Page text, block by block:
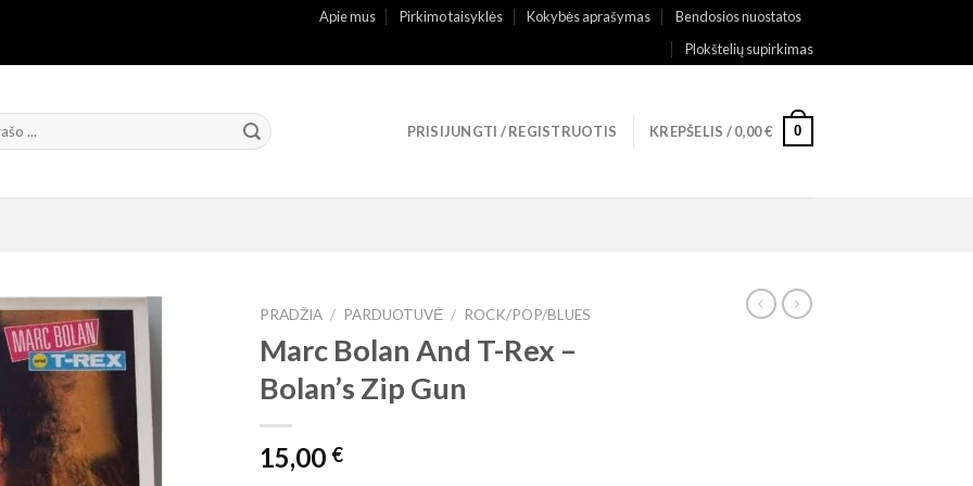
Apie mus Pirkimo taisyklės Kokybės aprašymas
Bendosios nuostatos
Plokštelių supirkimas
PRISIJUNGTI / REGISTRUOTIS KREPŠELIS /0,00€ 0
PRADŽIA / PARDUOTUVĖ / ROCK/POP/BLUES
Marc Bolan And T-Rex –
Bolan’s Zip Gun
15,00 €